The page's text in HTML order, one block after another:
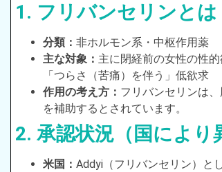
1. フリバンセリンとは
分類： 非ホルモン系・中枢作用薬
主な対象： 主に閉経前の女性の性
「つらさ（苦痛）を伴う」低欲求
作用の考え方： フリバンセリンは
を補助するとされています。
2. 承認状況（国により
米国： Addyi（フリバンセリン）と